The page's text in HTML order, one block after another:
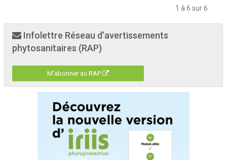
1 à 6 sur 6
Infolettre Réseau d’avertissements
phytosanitaires (RAP)
M'abonner au RAP